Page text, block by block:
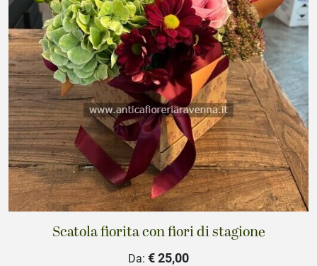
Scatola fiorita con fiori di stagione
Da: € 25,00